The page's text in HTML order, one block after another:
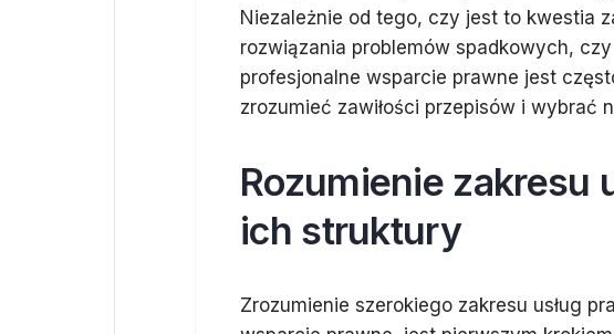
Niezależnie od tego, czy jest to kwestia
rozwiązania problemów spadkowych,
profesjonalne wsparcie prawne jest
zrozumieć zawiłości przepisów i wybrać
Rozumienie zakresu
ich struktury
Zrozumienie szerokiego zakresu usług